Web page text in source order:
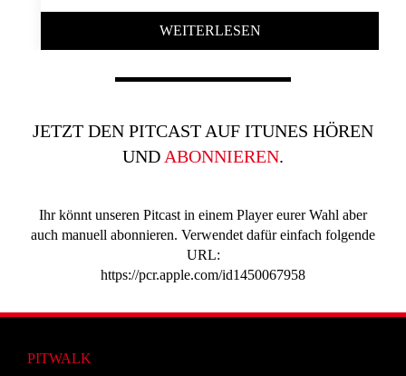
WEITERLESEN
JETZT DEN PITCAST AUF ITUNES HÖREN
UND ABONNIEREN.
Ihr könnt unseren Pitcast in einem Player eurer Wahl aber
auch manuell abonnieren. Verwendet dafür einfach folgende
URL:
https://pcr.apple.com/id1450067958
PITWALK